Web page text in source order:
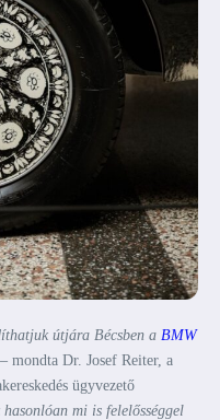
útjára Bécsben a BMW
– mondta Dr. Josef Reiter, a
ügyvezető
mi is felelősséggel